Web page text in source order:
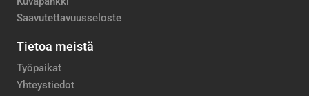
Saavutettavuusseloste
Tietoa meistä
Työpaikat
Yhteystiedot